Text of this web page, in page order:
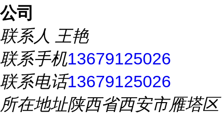
公司
联系人 王艳
联系手机13679125026
联系电话13679125026
所在地址陕西省西安市雁塔区